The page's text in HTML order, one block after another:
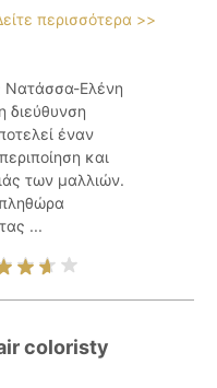
περισσότερα >>
Νατάσσα-Ελένη
διεύθυνση
έναν
και
των μαλλιών.
...
coloristy